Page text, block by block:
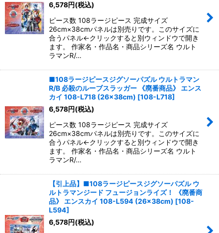
6,578円(税込)
ピース数 108ラージピース 完成サイズ
26cm×38cmパネルは別売りです。このサイズに
合うパネル←クリックすると別ウィンドウで開き
ます。 作家名・作品名・商品シリーズ名 ウルト
ラマンR/…
■108ラージピースジグソーパズル ウルトラマン
R/B 必殺のルーブスラッガー 《廃番商品》 エンス
カイ 108-L718 (26×38cm) [108-L718]
6,578円(税込)
ピース数 108ラージピース 完成サイズ
26cm×38cmパネルは別売りです。このサイズに
合うパネル←クリックすると別ウィンドウで開き
ます。 作家名・作品名・商品シリーズ名 ウルト
ラマンR/…
【引上品】■108ラージピースジグソーパズル ウ
ルトラマンジード フュージョンライズ！ 《廃番商
品》 エンスカイ 108-L594 (26×38cm) [108-
L594]
6,578円(税込)